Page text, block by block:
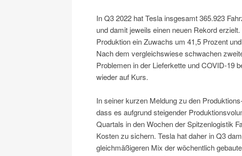
In Q3 2022 hat Tesla insgesamt 365.923
und damit jeweils einen neuen Rekord
Produktion ein Zuwachs um 41,5 Prozent
Nach dem vergleichswiese schwachen
Problemen in der Lieferkette und COVID-19
wieder auf Kurs.
In seiner kurzen Meldung zu den
dass es aufgrund steigender
Quartals in den Wochen der Spitzenlogistik
Kosten zu sichern. Tesla hat daher in Q3
gleichmäßigeren Mix der wöchentlich